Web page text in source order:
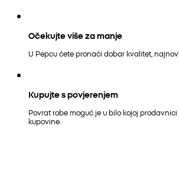
Očekujte više za manje
U Pepcu ćete pronaći dobar kvalitet,
Kupujte s povjerenjem
Povrat robe moguć je u bilo kojoj
kupovine.